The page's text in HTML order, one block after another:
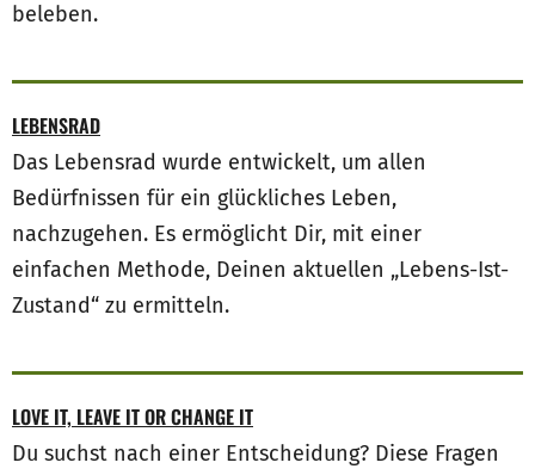
beleben.
LEBENSRAD
Das Lebensrad wurde entwickelt, um allen
Bedürfnissen für ein glückliches Leben,
nachzugehen. Es ermöglicht Dir, mit einer
einfachen Methode, Deinen aktuellen „Lebens-Ist­-
Zustand“ zu ermitteln.
LOVE IT, LEAVE IT OR CHANGE IT
Du suchst nach einer Entscheidung? Diese Fragen